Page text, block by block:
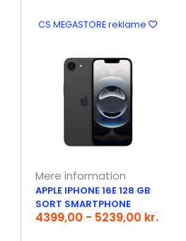
CS MEGASTORE reklame
Mere information
APPLE IPHONE 16E 128 GB
SORT SMARTPHONE
4399,00 - 5239,00 kr.